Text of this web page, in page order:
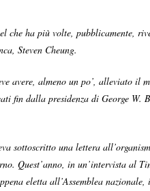
che ha più volte, pubblicamente,
Steven Cheung.
avere, almeno un po’, alleviato il
fin dalla presidenza di George
sottoscritto una lettera
Quest’anno, in un’intervista al
eletta all’Assemblea